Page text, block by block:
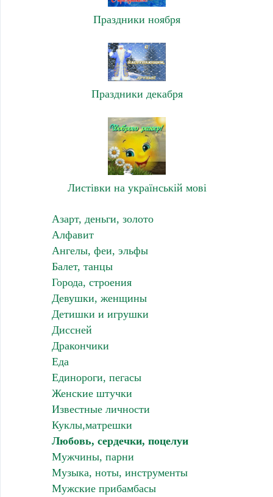
Праздники ноября
Праздники декабря
Листівки на українській мові
Азарт, деньги, золото
Алфавит
Ангелы, феи, эльфы
Балет, танцы
Города, строения
Девушки, женщины
Детишки и игрушки
Диссней
Дракончики
Еда
Единороги, пегасы
Женские штучки
Известные личности
Куклы,матрешки
Любовь, сердечки, поцелуи
Мужчины, парни
Музыка, ноты, инструменты
Мужские прибамбасы